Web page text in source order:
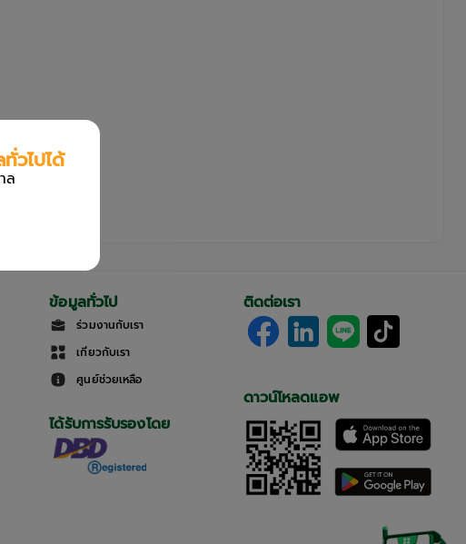
ข้อมูลทั่วไป
ร่วมงานกับเรา
เกี่ยวกับเรา
ศูนย์ช่วยเหลือ
ได้รับการรับรองโดย
ติดต่อเรา
ดาวน์โหลดแอพ
วไปได้
ล